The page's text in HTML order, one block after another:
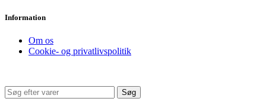
Information
Om os
Cookie- og privatlivspolitik
Søg